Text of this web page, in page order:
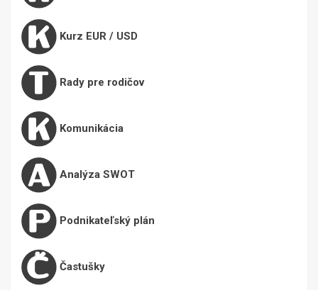
Kurz EUR / USD
Rady pre rodičov
Komunikácia
Analýza SWOT
Podnikateľský plán
Častušky